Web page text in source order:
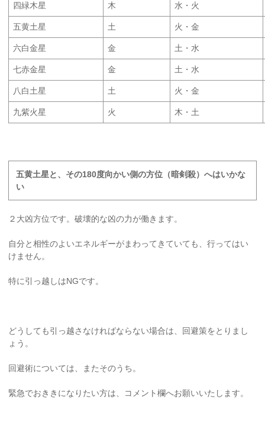
四緑木星 木 水・火
五黄土星 土 火・金
六白金星 金 土・水
七赤金星 金 土・水
八白土星 土 火・金
九紫火星 火 木・土
五黄土星と、その180度向かい側の方位（暗剣殺）へはいかな
い
２大凶方位です。破壊的な凶の力が働きます。
自分と相性のよいエネルギーがまわってきていても、行ってはい
けません。
特に引っ越しはNGです。
どうしても引っ越さなければならない場合は、回避策をとりまし
ょう。
回避術については、またそのうち。
緊急でおききになりたい方は、コメント欄へお願いいたします。